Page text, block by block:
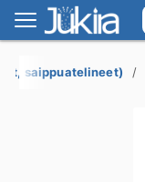
Siirry
navigointiin
Siirry
sisältöön
saippuatelineet)